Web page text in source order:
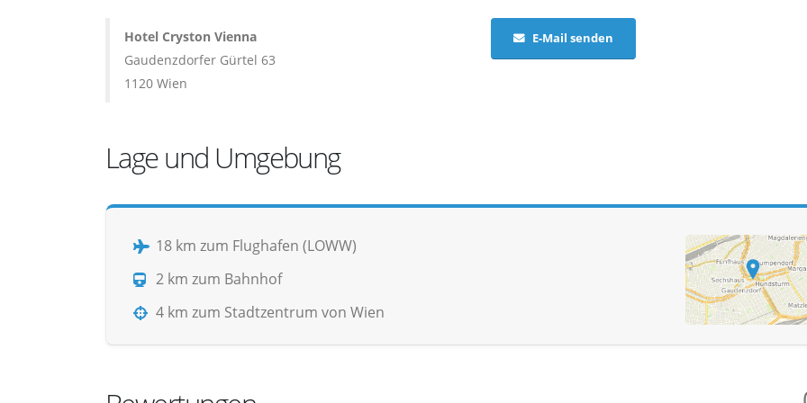
Hotel Cryston Vienna
Gaudenzdorfer Gürtel 63
1120 Wien
E-Mail senden
Lage und Umgebung
18 km zum Flughafen (LOWW)
2 km zum Bahnhof
4 km zum Stadtzentrum von Wien